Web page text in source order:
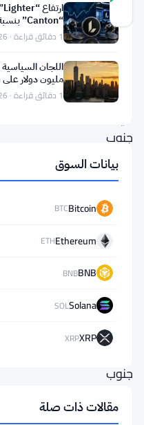
آخر تحديث 1 شهر مضت
تسعى
هيئة
الضرائب
في
جنوب
إفريقيا
لتوضيح
الأمور
المتعلقة
بالعملات
الرقمية.
أصدرت
هيئة
الإيرادات
جنوب
أغسطس1 دقائق قراءة · Aug 7, 2026
مليون دولار على
تعثر1 دقائق قراءة · Aug 7, 2026
بيانات السوق
Bitcoin
BTC
Ethereum
ETH
BNB
BNB
Solana
SOL
XRP
XRP
مقالات ذات صلة